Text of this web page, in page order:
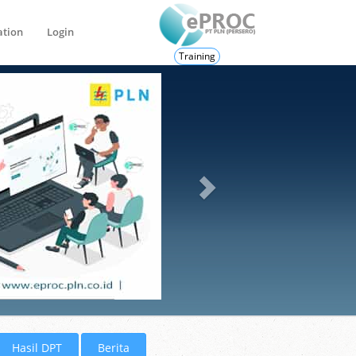
Training
Login
Hasil DPT Berita